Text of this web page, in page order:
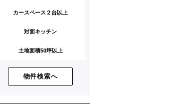
カースペース２台以上
対面キッチン
土地面積50坪以上
物件検索へ